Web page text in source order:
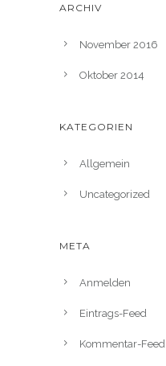
ARCHIV
November 2016
Oktober 2014
KATEGORIEN
Allgemein
Uncategorized
META
Anmelden
Eintrags-Feed
Kommentar-Feed